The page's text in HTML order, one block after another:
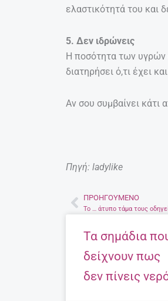
ελαστικότητά του και
5. Δεν ιδρώνεις
Η ποσότητα των υγρών
διατηρήσει ό,τι έχει
Αν σου συμβαίνει κάτι
Πηγή: ladylike
Prev
ΠΡΟΗΓΟΎΜΕΝΟ
Τα σημάδια
δείχνουν πως
δεν πίνεις